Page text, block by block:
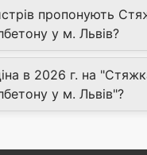
пропонують
у м. Львів?
в 2026 г. на
у м. Львів"?